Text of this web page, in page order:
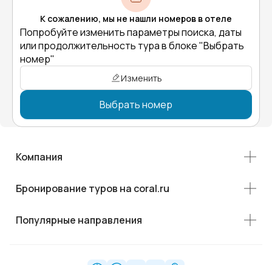
К сожалению, мы не нашли номеров в отеле
Попробуйте изменить параметры поиска, даты
или продолжительность тура в блоке "Выбрать
номер"
Изменить
Выбрать номер
Компания
Бронирование туров на coral.ru
Популярные направления